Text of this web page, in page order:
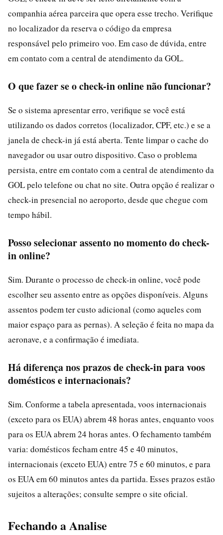
companhia aérea parceira que opera esse trecho. Verifique
no localizador da reserva o código da empresa
responsável pelo primeiro voo. Em caso de dúvida, entre
em contato com a central de atendimento da GOL.
O que fazer se o check-in online não funcionar?
Se o sistema apresentar erro, verifique se você está
utilizando os dados corretos (localizador, CPF, etc.) e se a
janela de check-in já está aberta. Tente limpar o cache do
navegador ou usar outro dispositivo. Caso o problema
persista, entre em contato com a central de atendimento da
GOL pelo telefone ou chat no site. Outra opção é realizar o
check-in presencial no aeroporto, desde que chegue com
tempo hábil.
Posso selecionar assento no momento do check-
in online?
Sim. Durante o processo de check-in online, você pode
escolher seu assento entre as opções disponíveis. Alguns
assentos podem ter custo adicional (como aqueles com
maior espaço para as pernas). A seleção é feita no mapa da
aeronave, e a confirmação é imediata.
Há diferença nos prazos de check-in para voos
domésticos e internacionais?
Sim. Conforme a tabela apresentada, voos internacionais
(exceto para os EUA) abrem 48 horas antes, enquanto voos
para os EUA abrem 24 horas antes. O fechamento também
varia: domésticos fecham entre 45 e 40 minutos,
internacionais (exceto EUA) entre 75 e 60 minutos, e para
os EUA em 60 minutos antes da partida. Esses prazos estão
sujeitos a alterações; consulte sempre o site oficial.
Fechando a Analise